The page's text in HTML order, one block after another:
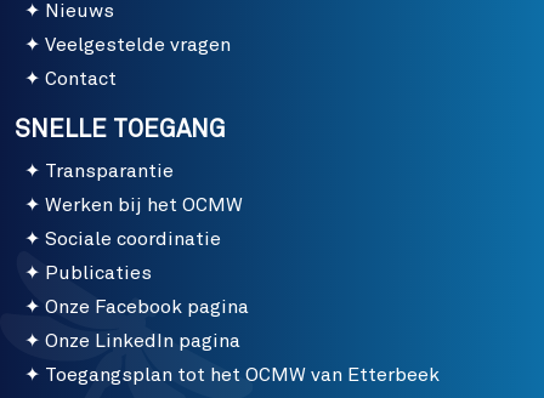
Nieuws
Veelgestelde vragen
Contact
SNELLE TOEGANG
Transparantie
Werken bij het OCMW
Sociale coordinatie
Publicaties
Onze Facebook pagina
Onze LinkedIn pagina
Toegangsplan tot het OCMW van Etterbeek